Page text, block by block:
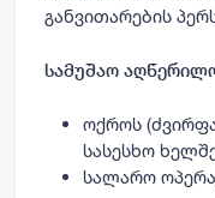
განვითარების
სამუშაო
ოქროს
სასესხო
სალარო